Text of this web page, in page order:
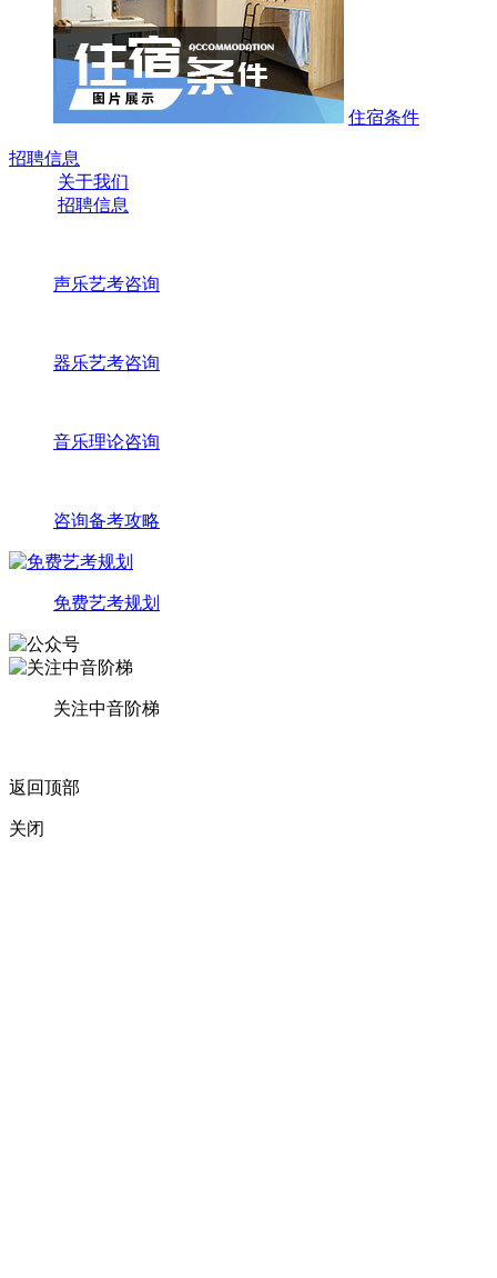
住宿条件
招聘信息
关于我们
招聘信息
声乐艺考咨询
器乐艺考咨询
音乐理论咨询
咨询备考攻略
免费艺考规划
关注中音阶梯
返回顶部
关闭